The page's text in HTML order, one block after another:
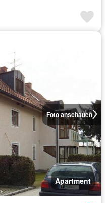
Foto anschauen
Apartment